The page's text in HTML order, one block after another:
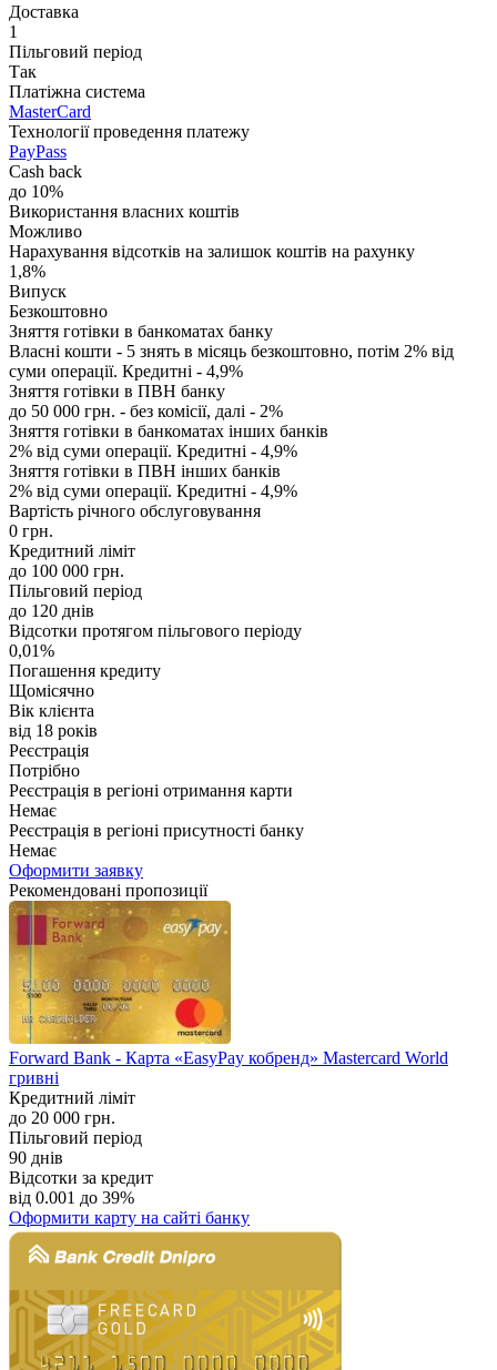
Доставка
1
Пільговий період
Так
Платіжна система
MasterCard
Технології проведення платежу
PayPass
Cash back
до 10%
Використання власних коштів
Можливо
Нарахування відсотків на залишок коштів на рахунку
1,8%
Випуск
Безкоштовно
Зняття готівки в банкоматах банку
Власні кошти - 5 знять в місяць безкоштовно, потім 2% від
суми операції. Кредитні - 4,9%
Зняття готівки в ПВН банку
до 50 000 грн. - без комісії, далі - 2%
Зняття готівки в банкоматах інших банків
2% від суми операції. Кредитні - 4,9%
Зняття готівки в ПВН інших банків
2% від суми операції. Кредитні - 4,9%
Вартість річного обслуговування
0 грн.
Кредитний ліміт
до 100 000 грн.
Пільговий період
до 120 днів
Відсотки протягом пільгового періоду
0,01%
Погашення кредиту
Щомісячно
Вік клієнта
від 18 років
Реєстрація
Потрібно
Реєстрація в регіоні отримання карти
Немає
Реєстрація в регіоні присутності банку
Немає
Оформити заявку
Рекомендовані пропозиції
Forward Bank - Карта «EasyPay кобренд» Mastercard World
гривні
Кредитний ліміт
до 20 000 грн.
Пільговий період
90 днів
Відсотки за кредит
від 0.001 до 39%
Оформити карту на сайті банку